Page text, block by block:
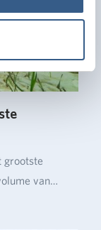
grootste
van